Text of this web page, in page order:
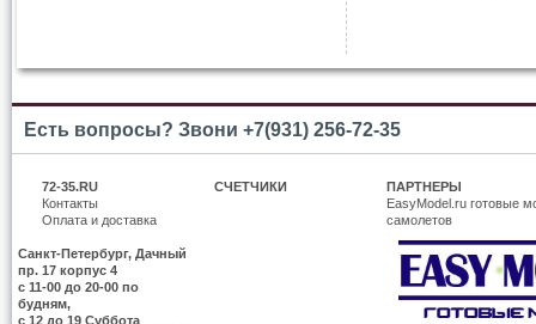
Есть вопросы? Звони +7(931) 256-72-35
72-35.RU
Контакты
Оплата и доставка
Санкт-Петербург, Дачный
пр. 17 корпус 4
c 11-00 до 20-00 по
будням,
с 12 до 19 Суббота
СЧЕТЧИКИ
ПАРТНЕРЫ
EasyModel.ru готовые
самолетов